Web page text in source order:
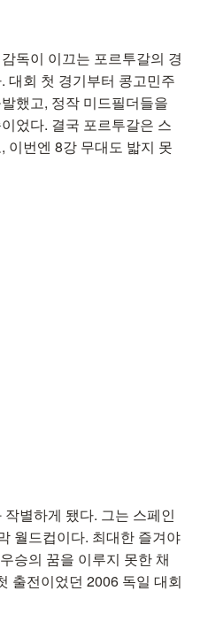
독이 이끄는 포르투갈의 경
대회 첫 경기부터 콩고민주
했고, 정작 미드필더들을
었다. 결국 포르투갈은 스
이번엔 8강 무대도 밟지 못
별하게 됐다. 그는 스페인
월드컵이다. 최대한 즐겨야
승의 꿈을 이루지 못한 채
출전이었던 2006 독일 대회